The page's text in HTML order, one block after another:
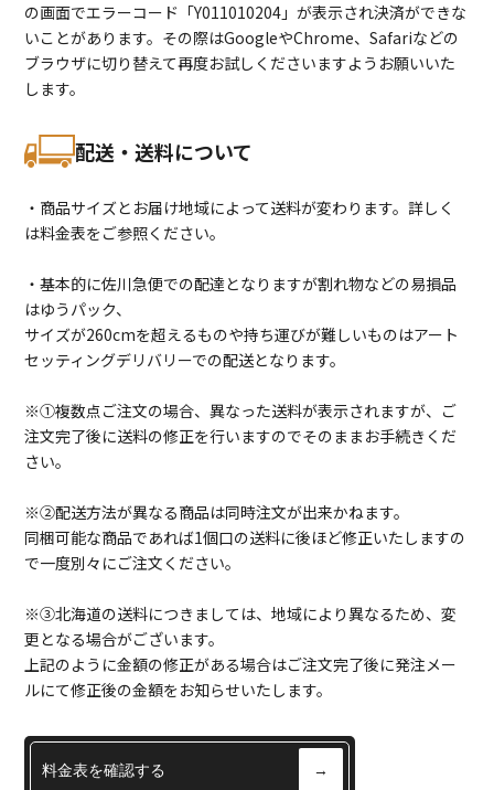
の画面でエラーコード「Y011010204」が表示され決済ができな
いことがあります。その際はGoogleやChrome、Safariなどの
ブラウザに切り替えて再度お試しくださいますようお願いいた
します。
配送・送料について
・商品サイズとお届け地域によって送料が変わります。詳しく
は料金表をご参照ください。
・基本的に佐川急便での配達となりますが割れ物などの易損品
はゆうパック、
サイズが260cmを超えるものや持ち運びが難しいものはアート
セッティングデリバリーでの配送となります。
※①複数点ご注文の場合、異なった送料が表示されますが、ご
注文完了後に送料の修正を行いますのでそのままお手続きくだ
さい。
※②配送方法が異なる商品は同時注文が出来かねます。
同梱可能な商品であれば1個口の送料に後ほど修正いたしますの
で一度別々にご注文ください。
※③北海道の送料につきましては、地域により異なるため、変
更となる場合がございます。
上記のように金額の修正がある場合はご注文完了後に発注メー
ルにて修正後の金額をお知らせいたします。
料金表を確認する →